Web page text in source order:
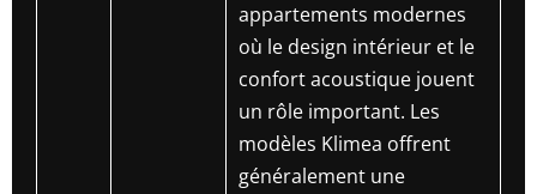
appartements modernes
où le design intérieur et le
confort acoustique jouent
un rôle important. Les
modèles Klimea offrent
généralement une